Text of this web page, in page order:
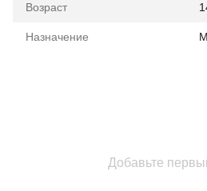
Возраст
Назначение
Добавьте